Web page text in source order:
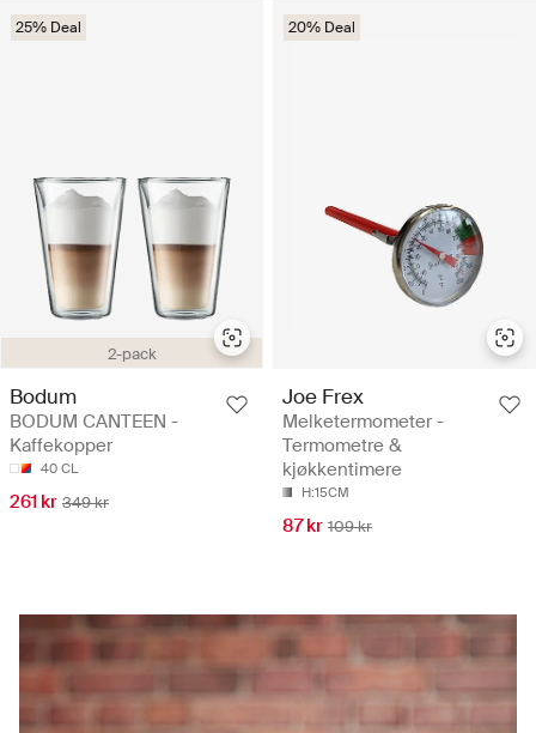
2-pack
25% Deal
Bodum
BODUM CANTEEN -
Kaffekopper
40 CL
261 kr 349 kr
20% Deal
Joe Frex
Melketermometer -
Termometre &
kjøkkentimere
H:15CM
87 kr 109 kr